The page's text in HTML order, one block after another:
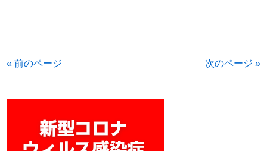
« 前のページ 次のページ »